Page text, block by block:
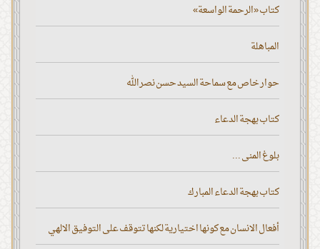
كتاب «الرحمة الواسعة»
المباهلة
حوار خاص مع سماحة السيد حسن نصر الله
كتاب بهجة الدعاء
بلوغ المنى ...
كتاب بهجة الدعاء المبارك
أفعال الانسان مع كونها اختيارية لكنها تتوقف على التوفيق الالهي